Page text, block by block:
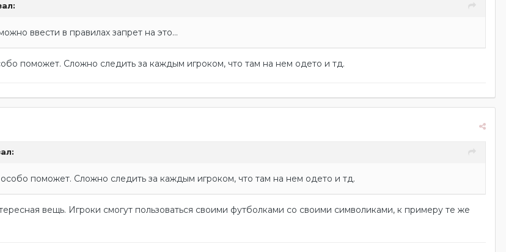
ввести в правилах запрет на это...
поможет. Сложно следить за каждым игроком, что там на нем одето и тд.
поможет. Сложно следить за каждым игроком, что там на нем одето и тд.
вещь. Игроки смогут пользоваться своими футболками со своими символиками, к примеру те же